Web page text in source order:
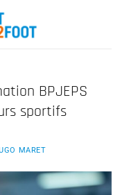
BPJEPS
sportifs
MARET